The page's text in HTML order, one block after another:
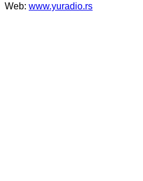
Web: www.yuradio.rs